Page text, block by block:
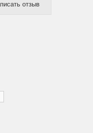
отзыв